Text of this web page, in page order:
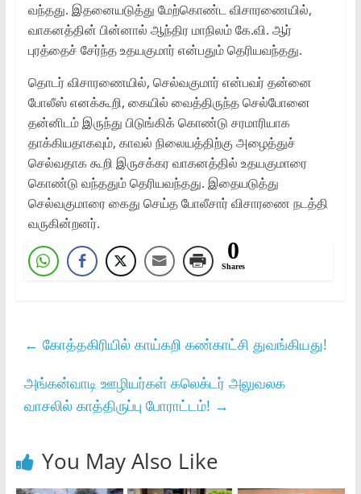
வந்தது. இதனையடுத்து மேற்கொண்ட விசாரணையில்,
வாகனத்தின் பின்னால் ஆந்திர மாநிலம் கே.வி. ஆர்
புரத்தைச் சேர்ந்த உதயகுமார் என்பதும் தெரியவந்தது.
தொடர் விசாரணையில், செல்வகுமார் என்பவர் தன்னை
போலீஸ் எனக்கூறி, கையில் வைத்திருந்த செல்போனை
தன்னிடம் இருந்து பிடுங்கிக் கொண்டு சரமாரியாக
தாக்கியதாகவும், காவல் நிலையத்திற்கு அழைத்துச்
செல்வதாக கூறி இருசக்கர வாகனத்தில் உதயகுமாரை
கொண்டு வந்ததும் தெரியவந்தது. இதையடுத்து
செல்வகுமாரை கைது செய்த போலீசார் விசாரணை நடத்தி
வருகின்றனர்.
0
Shares
← கோத்தகிரியில் காய்கறி கண்காட்சி துவங்கியது!
அங்கன்வாடி ஊழியர்கள் கலெக்டர் அலுவலக
வாசலில் காத்திருப்பு போராட்டம்! →
You May Also Like